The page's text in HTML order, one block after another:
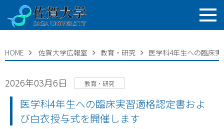
HOME 佐賀大学広報室 教育・研究 医学科4年生への臨床
2026年03月6日 教育・研究
医学科4年生への臨床実習適格認定書およ
び白衣授与式を開催します